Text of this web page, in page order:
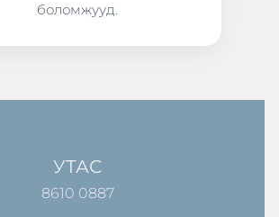
боломжууд.
УТАС
8610 0887